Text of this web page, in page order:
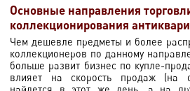
Основные направления
коллекционирования
Чем дешевле предметы и более
коллекционеров по данному
больше развит бизнес по купле-
влияет на скорость продаж (на